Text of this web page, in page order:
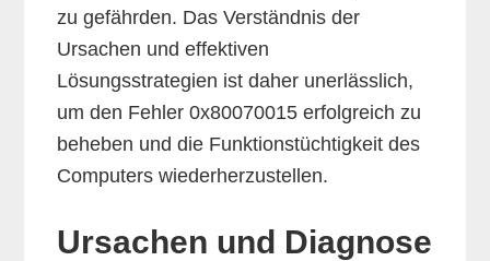
zu gefährden. Das Verständnis der
Ursachen und effektiven
Lösungsstrategien ist daher unerlässlich,
um den Fehler 0x80070015 erfolgreich zu
beheben und die Funktionstüchtigkeit des
Computers wiederherzustellen.
Ursachen und Diagnose